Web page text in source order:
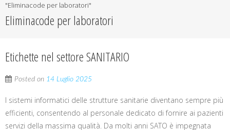
"Eliminacode per laboratori"
Eliminacode per laboratori
Etichette nel settore SANITARIO
Posted on 14 Luglio 2025
I sistemi informatici delle strutture sanitarie diventano sempre più
efficienti, consentendo al personale dedicato di fornire ai pazienti
servizi della massima qualità. Da molti anni SATO è impegnata